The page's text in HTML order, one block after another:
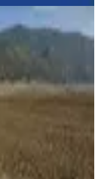
Ana Yol
Tarla!!!